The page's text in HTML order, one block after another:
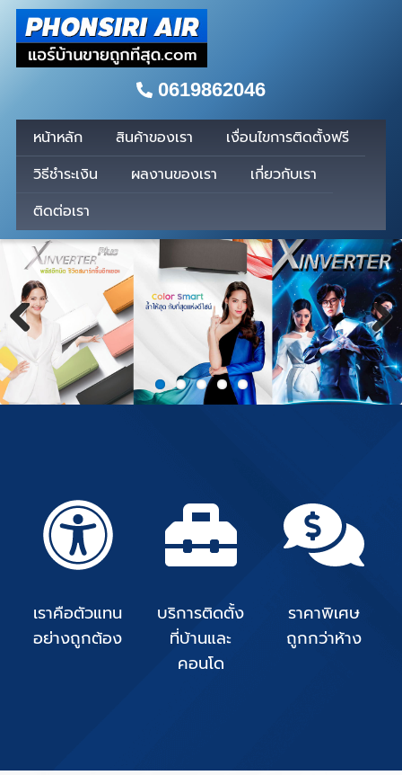
0619862046
หน้าหลัก สินค้าของเรา
เงื่อนไขการติดตั้งฟรี
วิธีชำระเงิน
ผลงานของเรา
เกี่ยวกับเรา
ติดต่อเรา
Previous Next
เราคือตัวแทน
อย่างถูกต้อง
บริการติดตั้ง
ที่บ้านและ
คอนโด
ราคาพิเศษ
ถูกกว่าห้าง